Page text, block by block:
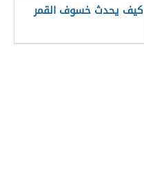
كيف يحدث خسوف القمر